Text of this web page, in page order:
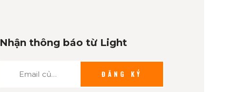
Nhận thông báo từ Light
ĐĂNG KÝ